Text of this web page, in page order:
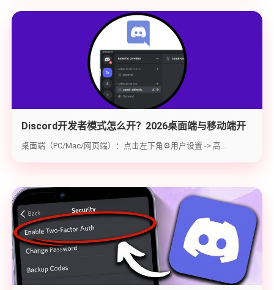
Discord开发者模式怎么开？2026桌面端与移动端开
启教程与获取ID指南
桌面端（PC/Mac/网页端）：点击左下角⚙️用户设置 -> 高...